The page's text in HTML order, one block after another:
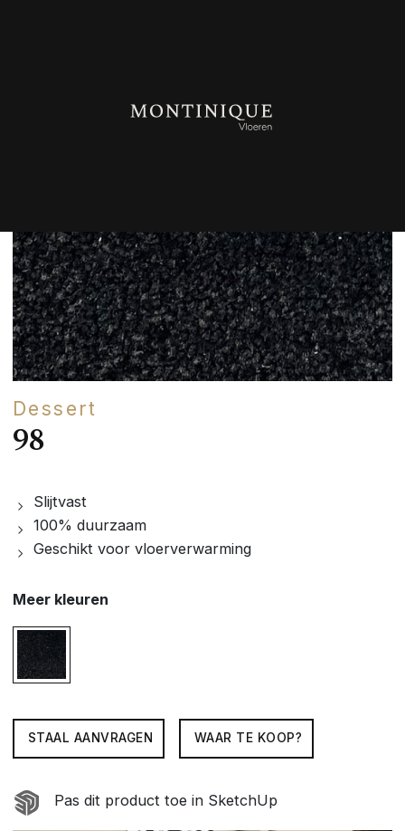
Dessert
98
Slijtvast
100% duurzaam
Geschikt voor vloerverwarming
Meer kleuren
STAAL AANVRAGEN WAAR TE KOOP?
Pas dit product toe in SketchUp